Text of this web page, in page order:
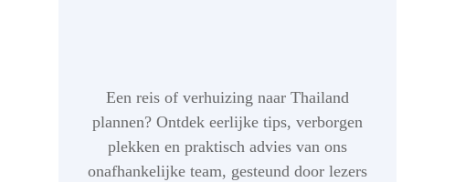
Een reis of verhuizing naar Thailand
plannen? Ontdek eerlijke tips, verborgen
plekken en praktisch advies van ons
onafhankelijke team, gesteund door lezers